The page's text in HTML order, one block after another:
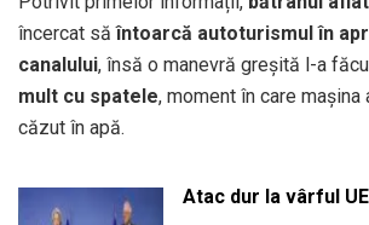
încercat săîntoarcă autoturismul în
canalului, însă o manevră greșită l-a
mult cu spatele, moment în care mașina
căzut în apă.
Atac dur la vârful